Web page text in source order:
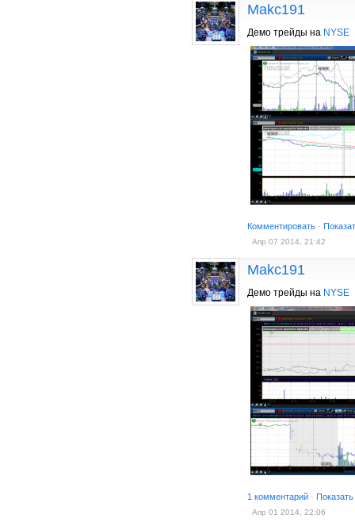
Makc191
Демо трейды на NYSE
Комментировать ·
Апр 07 2014, 21:42
Makc191
Демо трейды на NYSE
1 комментарий ·
Апр 01 2014, 22:06